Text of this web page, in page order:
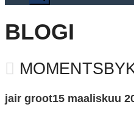
BLOGI
jair groot15 maaliskuu